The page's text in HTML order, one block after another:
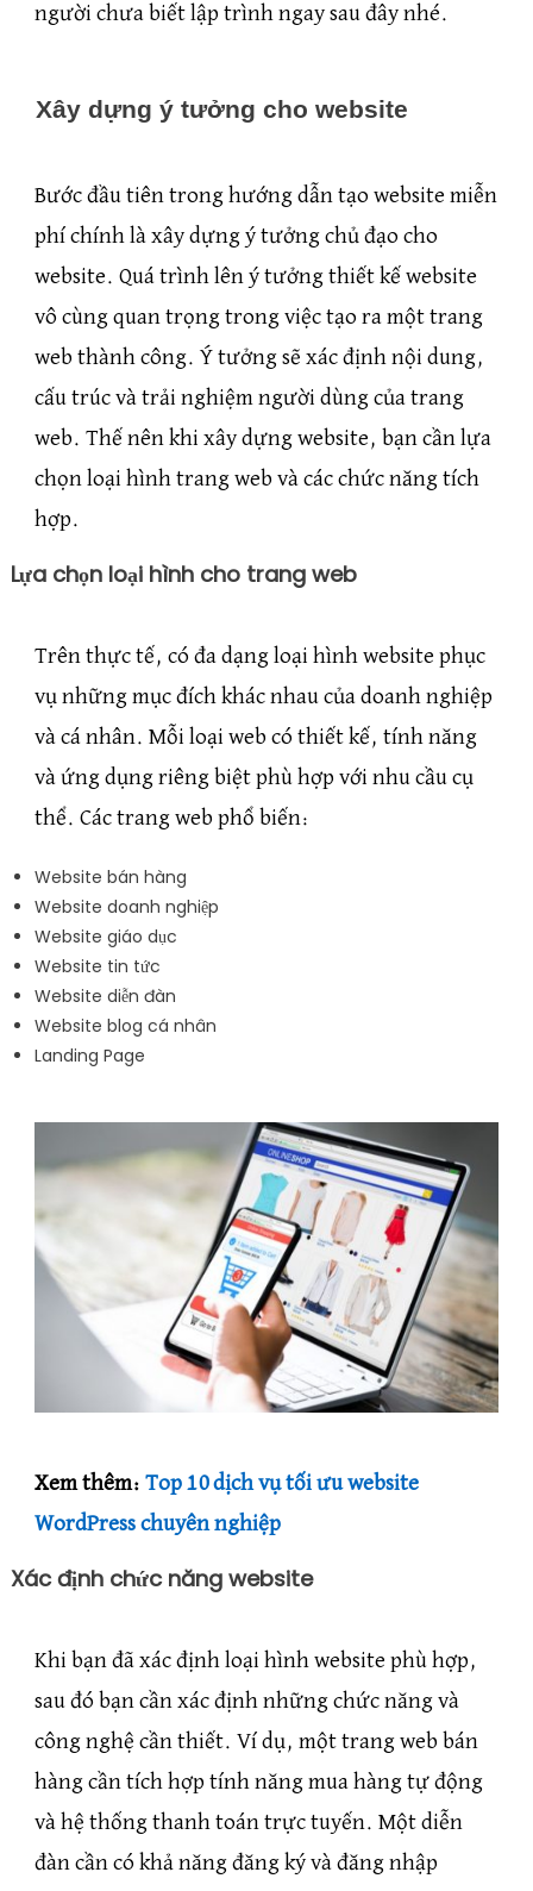
người chưa biết lập trình ngay sau đây nhé.
Xây dựng ý tưởng cho website
Bước đầu tiên trong hướng dẫn tạo website miễn
phí chính là xây dựng ý tưởng chủ đạo cho
website. Quá trình lên ý tưởng thiết kế website
vô cùng quan trọng trong việc tạo ra một trang
web thành công. Ý tưởng sẽ xác định nội dung,
cấu trúc và trải nghiệm người dùng của trang
web. Thế nên khi xây dựng website, bạn cần lựa
chọn loại hình trang web và các chức năng tích
hợp.
Lựa chọn loại hình cho trang web
Trên thực tế, có đa dạng loại hình website phục
vụ những mục đích khác nhau của doanh nghiệp
và cá nhân. Mỗi loại web có thiết kế, tính năng
và ứng dụng riêng biệt phù hợp với nhu cầu cụ
thể. Các trang web phổ biến:
Website bán hàng
Website doanh nghiệp
Website giáo dục
Website tin tức
Website diễn đàn
Website blog cá nhân
Landing Page
Xem thêm: Top 10 dịch vụ tối ưu website
WordPress chuyên nghiệp
Xác định chức năng website
Khi bạn đã xác định loại hình website phù hợp,
sau đó bạn cần xác định những chức năng và
công nghệ cần thiết. Ví dụ, một trang web bán
hàng cần tích hợp tính năng mua hàng tự động
và hệ thống thanh toán trực tuyến. Một diễn
đàn cần có khả năng đăng ký và đăng nhập